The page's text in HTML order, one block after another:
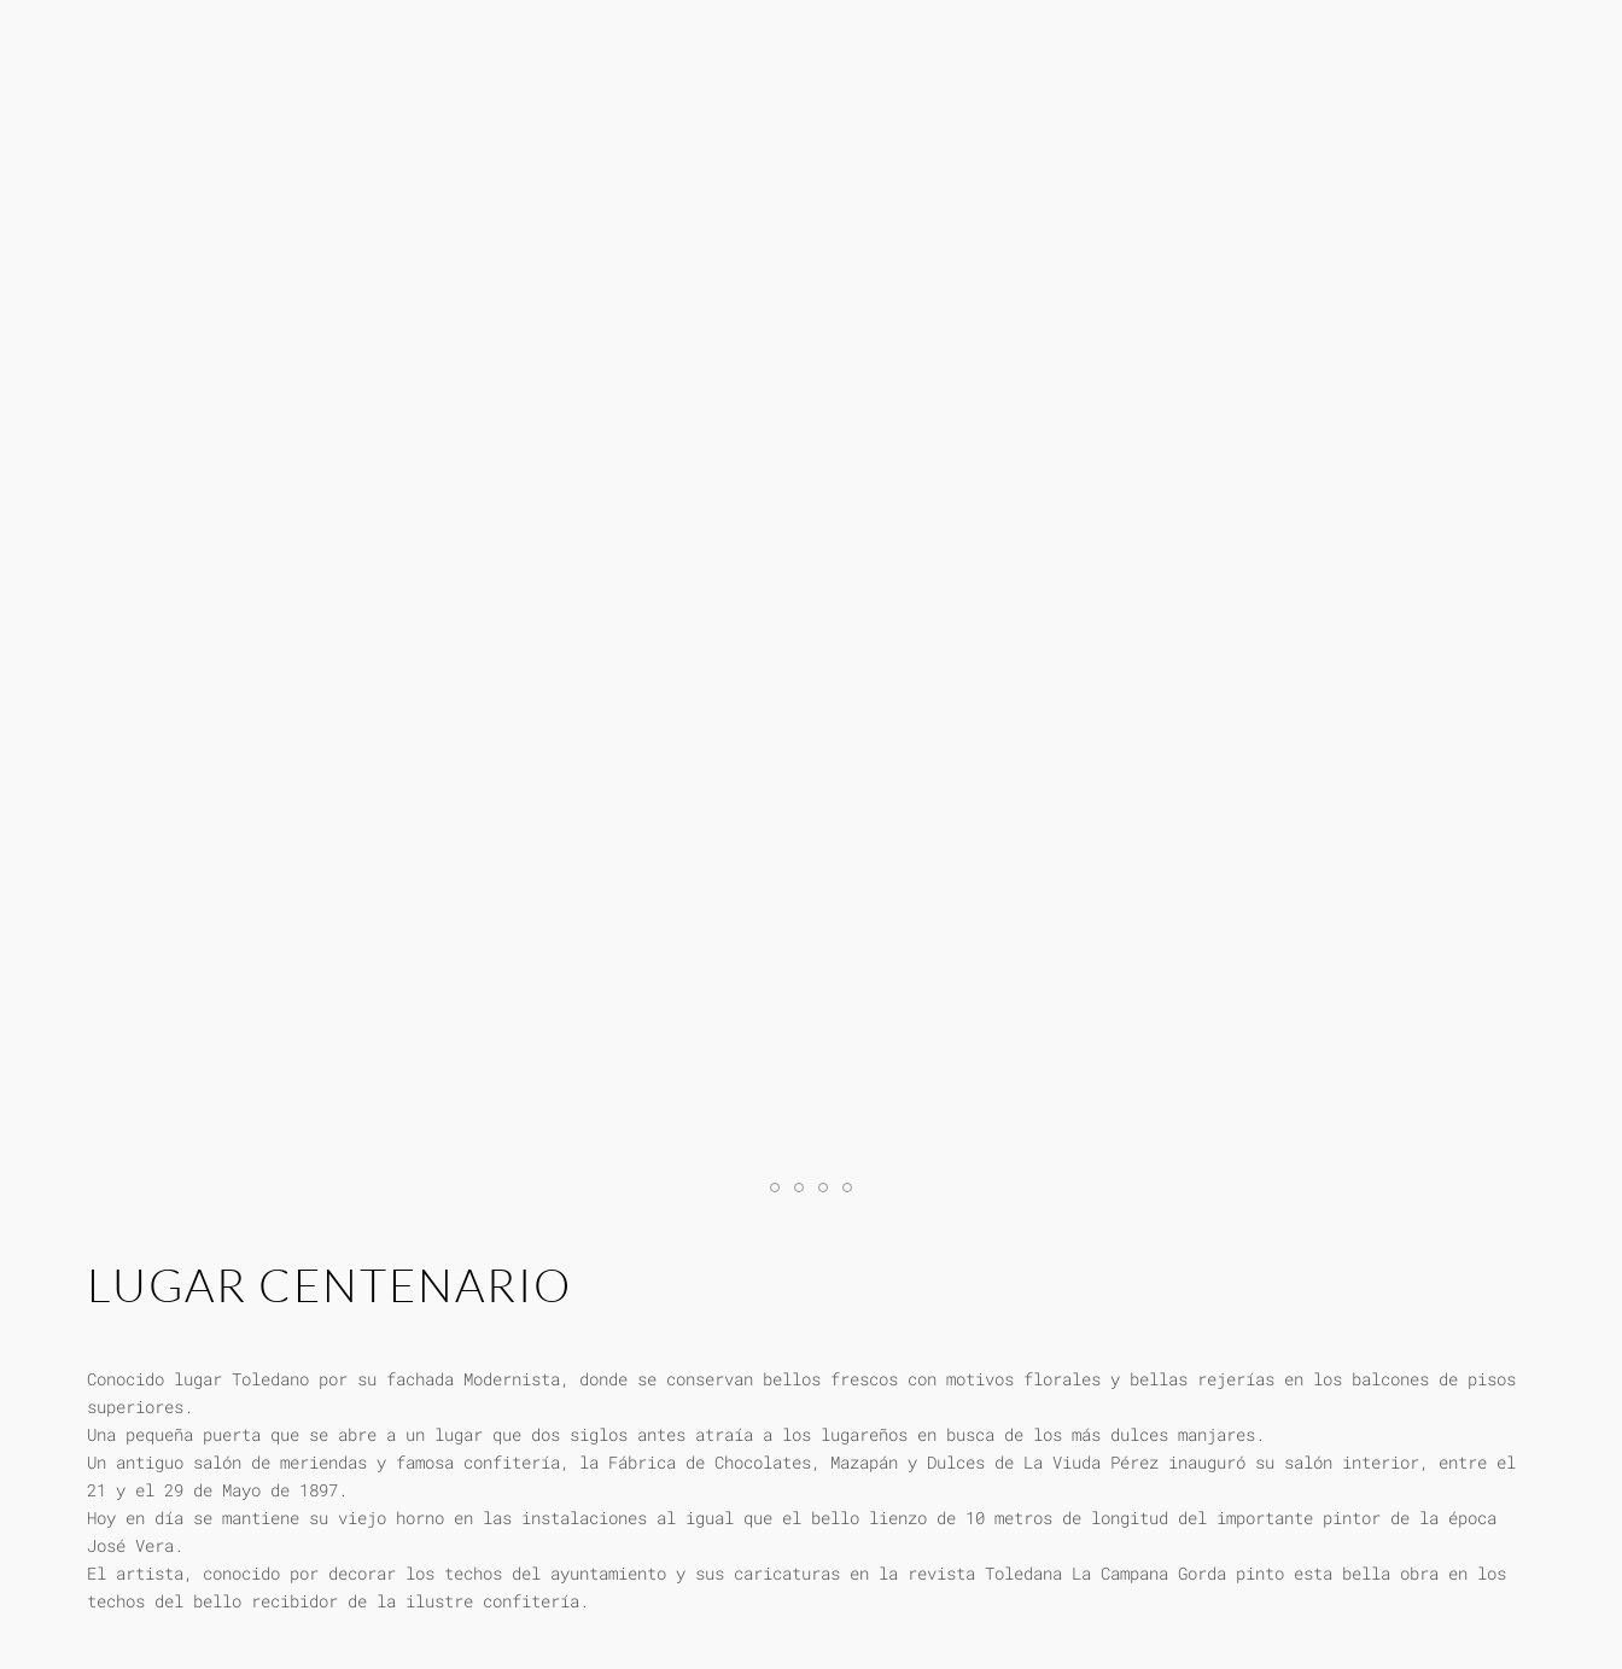
LUGAR CENTENARIO
Conocido lugar Toledano por su fachada Modernista, donde se conservan bellos frescos con motivos florales y bellas rejerías en los balcones de pisos
superiores.
Una pequeña puerta que se abre a un lugar que dos siglos antes atraía a los lugareños en busca de los más dulces manjares.
Un antiguo salón de meriendas y famosa confitería, la Fábrica de Chocolates, Mazapán y Dulces de La Viuda Pérez inauguró su salón interior, entre el
21 y el 29 de Mayo de 1897.
Hoy en día se mantiene su viejo horno en las instalaciones al igual que el bello lienzo de 10 metros de longitud del importante pintor de la época
José Vera.
El artista, conocido por decorar los techos del ayuntamiento y sus caricaturas en la revista Toledana La Campana Gorda pinto esta bella obra en los
techos del bello recibidor de la ilustre confitería.